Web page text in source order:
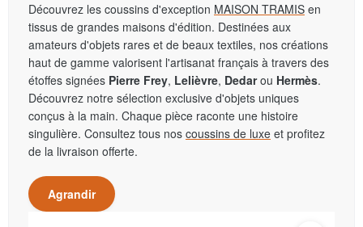
Découvrez les coussins d'exception MAISON TRAMIS en
tissus de grandes maisons d'édition. Destinées aux
amateurs d'objets rares et de beaux textiles, nos créations
haut de gamme valorisent l'artisanat français à travers des
étoffes signées Pierre Frey, Lelièvre, Dedarou Hermès.
Découvrez notre sélection exclusive d'objets uniques
conçus à la main. Chaque pièce raconte une histoire
singulière. Consultez tous nos coussins de luxe et profitez
de la livraison offerte.
Agrandir